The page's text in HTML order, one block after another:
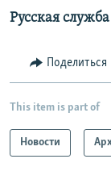
Русская
Поделиться
This item is part of
Новости